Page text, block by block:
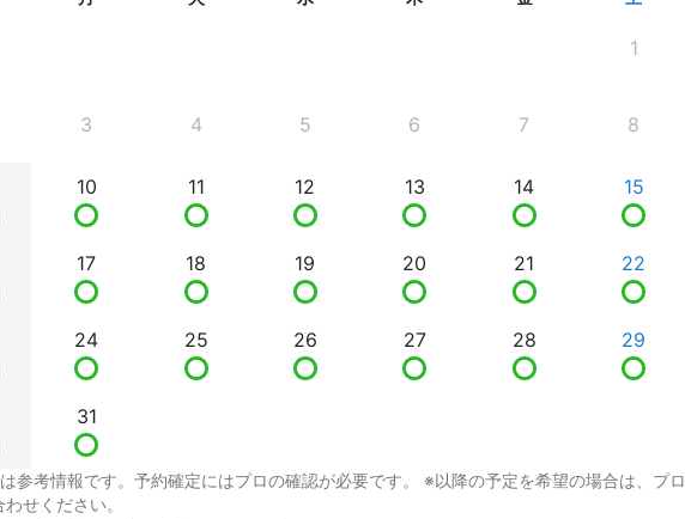
1
3 4 5 6 7 8
10 11 12 13 14 15
17 18 19 20 21 22
24 25 26 27 28 29
31
参考情報です。予約確定にはプロの確認が必要です。 ※以降の予定を希望の場合は、プロ
せください。